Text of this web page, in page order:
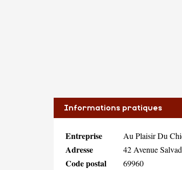
Informations pratiques
Entreprise Au Plaisir Du
Adresse 42 Avenue
Code postal 69960